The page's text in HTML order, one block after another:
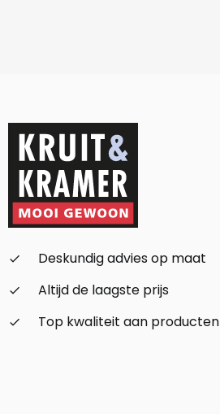
check_small
Deskundig advies op maat
check_small
Altijd de laagste prijs
check_small
Top kwaliteit aan producten